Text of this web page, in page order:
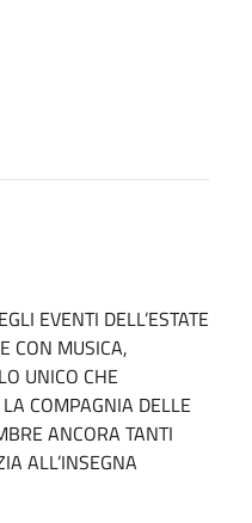
EVENTI DELL’ESTATE
CON MUSICA,
UNICO CHE
COMPAGNIA DELLE
ANCORA TANTI
ALL’INSEGNA